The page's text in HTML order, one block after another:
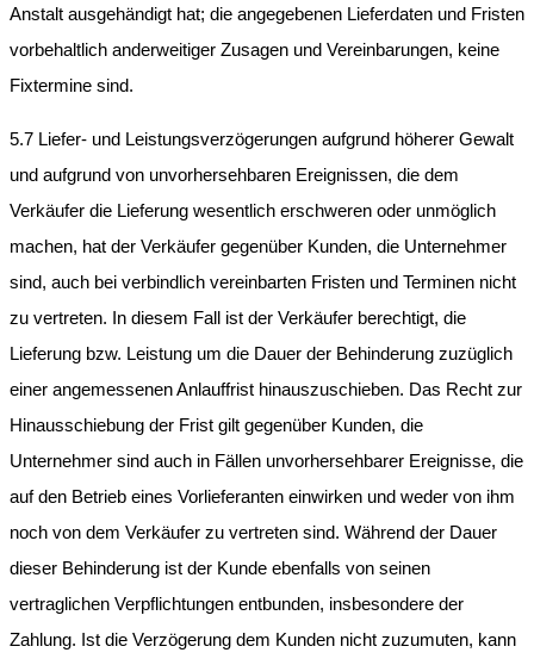
Anstalt ausgehändigt hat; die angegebenen Lieferdaten und Fristen
vorbehaltlich anderweitiger Zusagen und Vereinbarungen, keine
Fixtermine sind.
5.7 Liefer- und Leistungsverzögerungen aufgrund höherer Gewalt
und aufgrund von unvorhersehbaren Ereignissen, die dem
Verkäufer die Lieferung wesentlich erschweren oder unmöglich
machen, hat der Verkäufer gegenüber Kunden, die Unternehmer
sind, auch bei verbindlich vereinbarten Fristen und Terminen nicht
zu vertreten. In diesem Fall ist der Verkäufer berechtigt, die
Lieferung bzw. Leistung um die Dauer der Behinderung zuzüglich
einer angemessenen Anlauffrist hinauszuschieben. Das Recht zur
Hinausschiebung der Frist gilt gegenüber Kunden, die
Unternehmer sind auch in Fällen unvorhersehbarer Ereignisse, die
auf den Betrieb eines Vorlieferanten einwirken und weder von ihm
noch von dem Verkäufer zu vertreten sind. Während der Dauer
dieser Behinderung ist der Kunde ebenfalls von seinen
vertraglichen Verpflichtungen entbunden, insbesondere der
Zahlung. Ist die Verzögerung dem Kunden nicht zuzumuten, kann